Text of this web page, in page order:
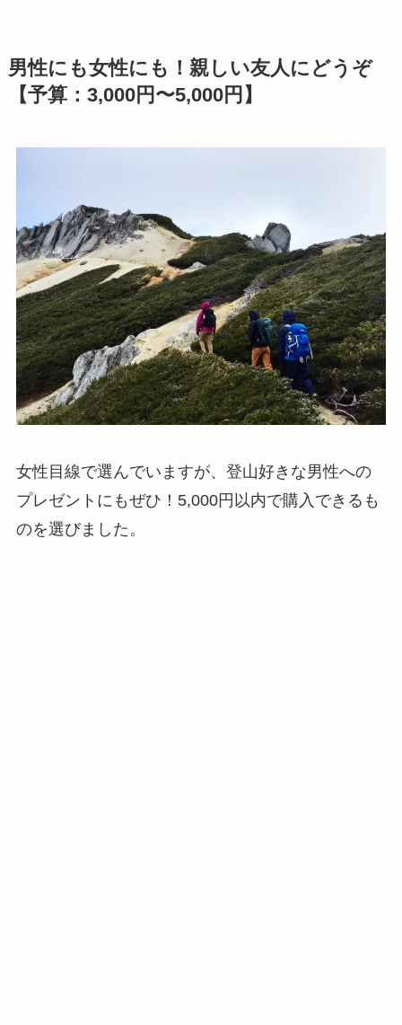
男性にも女性にも！親しい友人にどうぞ
【予算：3,000円〜5,000円】
女性目線で選んでいますが、登山好きな男性への
プレゼントにもぜひ！5,000円以内で購入できるも
のを選びました。